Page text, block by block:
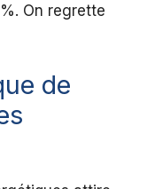
On regrette
de